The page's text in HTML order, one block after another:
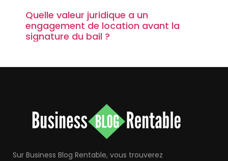
Quelle valeur juridique a un
engagement de location avant la
signature du bail ?
Sur Business Blog Rentable, vous trouverez